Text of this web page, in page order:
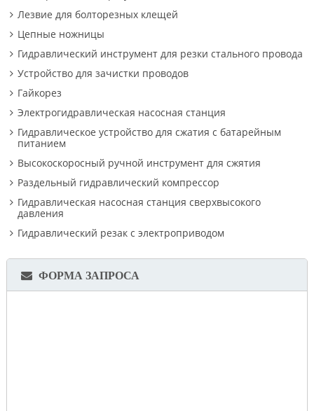
Лезвие для болторезных клещей
Цепные ножницы
Гидравлический инструмент для резки стального провода
Устройство для зачистки проводов
Гайкорез
Электрогидравлическая насосная станция
Гидравлическое устройство для сжатия с батарейным
питанием
Высокоскоросный ручной инструмент для сжятия
Раздельный гидравлический компрессор
Гидравлическая насосная станция сверхвысокого
давления
Гидравлический резак с электроприводом
ФОРМА ЗАПРОСА